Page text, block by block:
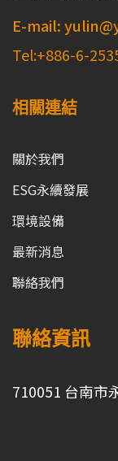
E-mail:
Tel:+886-6-
相關連結
關於我們
ESG永續發展
環境設備
最新消息
聯絡我們
聯絡資訊
710051 台南市